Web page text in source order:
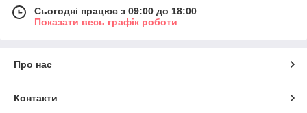
Сьогодні працює з 09:00 до 18:00
Показати весь графік роботи
Про нас
Контакти